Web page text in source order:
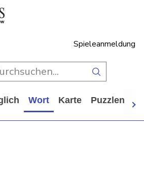
Spieleanmeldung
Wort Karte Puzzlen